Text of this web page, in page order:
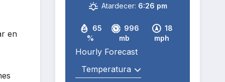
en
65
%
996
mb
18
mph
Atardecer: 6:26 pm
Hourly Forecast